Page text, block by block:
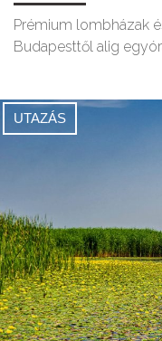
Prémium lombházak
Budapesttől alig
UTAZÁS